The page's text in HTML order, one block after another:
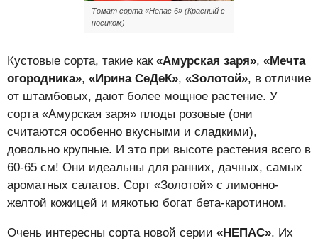
Томат сорта «Непас 6» (Красный с
носиком)
Кустовые сорта, такие как «Амурская заря», «Мечта
огородника», «Ирина СеДеК», «Золотой», в отличие
от штамбовых, дают более мощное растение. У
сорта «Амурская заря» плоды розовые (они
считаются особенно вкусными и сладкими),
довольно крупные. И это при высоте растения всего в
60-65 см! Они идеальны для ранних, дачных, самых
ароматных салатов. Сорт «Золотой» с лимонно-
желтой кожицей и мякотью богат бета-каротином.
Очень интересны сорта новой серии «НЕПАС». Их